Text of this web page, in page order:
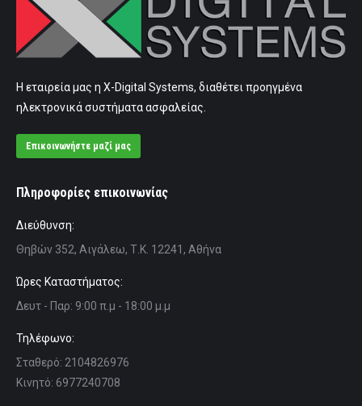
Η εταιρεία μας η X-Digital Systems, διαθέτει προηγμένα
ηλεκτρονικά συστήματα ασφαλείας.
Επικοινωνήστε μαζί μας
Πληροφορίες επικοινωνίας
Διεύθυνση:
Θηβών 352, Αιγάλεω, Τ.Κ. 12241, Αθήνα
Ώρες Καταστήματος:
Δευτ - Παρ: 9:00 π.μ - 18:00 μ.μ
Τηλέφωνο:
Σταθερό: 2104826976
Κινητό: 6977240708